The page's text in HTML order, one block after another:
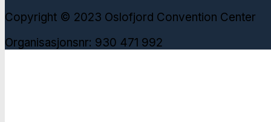
Copyright © 2023 Oslofjord Convention Center
Organisasjonsnr: 930 471 992